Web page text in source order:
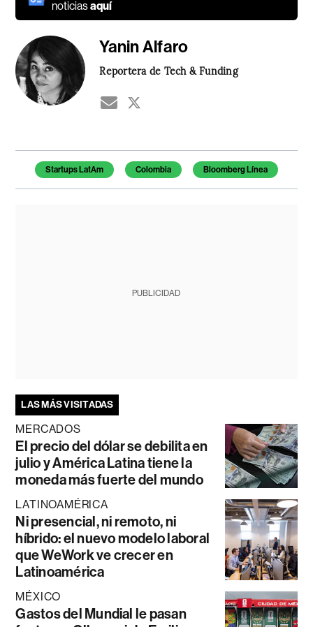
noticiasaquí
Yanin Alfaro
Reportera de Tech & Funding
Temas de este artículo
Startups LatAm Colombia Bloomberg Línea
PUBLICIDAD
LAS MÁS VISITADAS
MERCADOS
El precio del dólar se debilita en
julio y América Latina tiene la
moneda más fuerte del mundo
LATINOAMÉRICA
Ni presencial, ni remoto, ni
híbrido: el nuevo modelo laboral
que WeWork ve crecer en
Latinoamérica
MÉXICO
Gastos del Mundial le pasan